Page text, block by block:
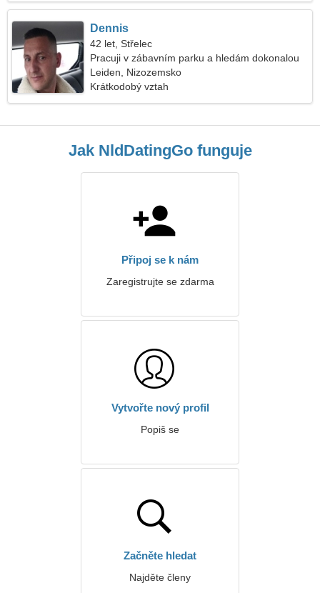
Dennis
42 let, Střelec
Pracuji v zábavním parku a hledám dokonalou
ženu
Leiden, Nizozemsko
Krátkodobý vztah
Jak NldDatingGo funguje
Připoj se k nám
Zaregistrujte se zdarma
Vytvořte nový profil
Popiš se
Začněte hledat
Najděte členy